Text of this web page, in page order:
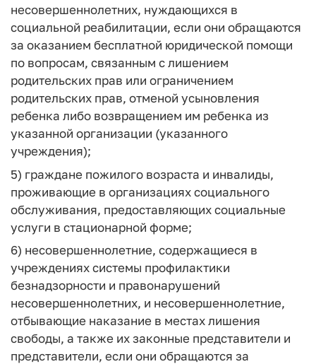
несовершеннолетних, нуждающихся в
социальной реабилитации, если они обращаются
за оказанием бесплатной юридической помощи
по вопросам, связанным с лишением
родительских прав или ограничением
родительских прав, отменой усыновления
ребенка либо возвращением им ребенка из
указанной организации (указанного
учреждения);
5) граждане пожилого возраста и инвалиды,
проживающие в организациях социального
обслуживания, предоставляющих социальные
услуги в стационарной форме;
6) несовершеннолетние, содержащиеся в
учреждениях системы профилактики
безнадзорности и правонарушений
несовершеннолетних, и несовершеннолетние,
отбывающие наказание в местах лишения
свободы, а также их законные представители и
представители, если они обращаются за